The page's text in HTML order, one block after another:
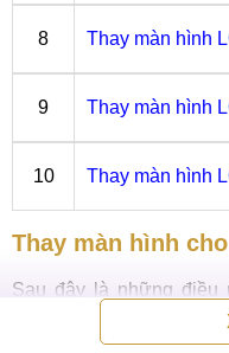
8 Thay màn hình
9 Thay màn hình
10 Thay màn hình
Thay màn hình
Sau đây là những điều
thay màn hình cho điện